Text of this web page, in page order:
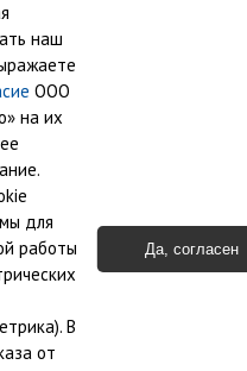
к сервису 1С:БО
Все права защищены.
являются собственностью их
наш
ООО
на их
для
работы
В
от
Да, согласен